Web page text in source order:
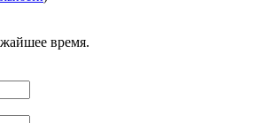
время.